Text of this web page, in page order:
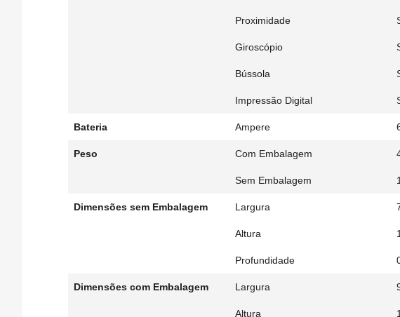
Proximidade
Giroscópio
Bússola
Impressão Digital
Bateria Ampere
Peso Com Embalagem
Sem Embalagem
Dimensões sem Embalagem Largura
Altura
Profundidade
Dimensões com Embalagem Largura
Altura